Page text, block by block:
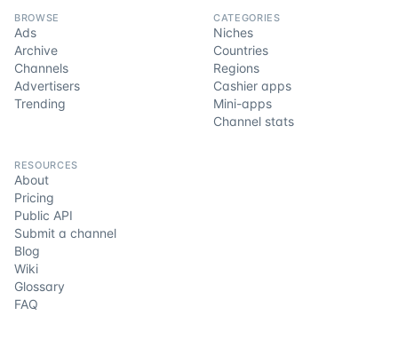
BROWSE
Ads
Archive
Channels
Advertisers
Trending
CATEGORIES
Niches
Countries
Regions
Cashier apps
Mini-apps
Channel stats
RESOURCES
About
Pricing
Public API
Submit a channel
Blog
Wiki
Glossary
FAQ